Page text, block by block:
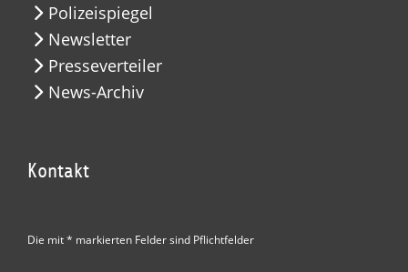
Polizeispiegel
Newsletter
Presseverteiler
News-Archiv
Kontakt
Die mit * markierten Felder sind Pflichtfelder